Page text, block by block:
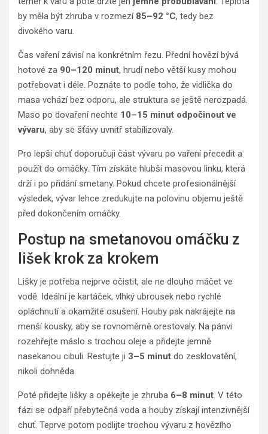
by měla být zhruba v rozmezí 85–92 °C, tedy bez
divokého varu.
Čas vaření závisí na konkrétním řezu. Přední hovězí bývá
hotové za 90–120 minut, hrudí nebo větší kusy mohou
potřebovat i déle. Poznáte to podle toho, že vidlička do
masa vchází bez odporu, ale struktura se ještě nerozpadá.
Maso po dovaření nechte 10–15 minut odpočinout ve
vývaru, aby se šťávy uvnitř stabilizovaly.
Pro lepší chuť doporučuji část vývaru po vaření přecedit a
použít do omáčky. Tím získáte hlubší masovou linku, která
drží i po přidání smetany. Pokud chcete profesionálnější
výsledek, vývar lehce zredukujte na polovinu objemu ještě
před dokončením omáčky.
Postup na smetanovou omáčku z
lišek krok za krokem
Lišky je potřeba nejprve očistit, ale ne dlouho máčet ve
vodě. Ideální je kartáček, vlhký ubrousek nebo rychlé
opláchnutí a okamžité osušení. Houby pak nakrájejte na
menší kousky, aby se rovnoměrně orestovaly. Na pánvi
rozehřejte máslo s trochou oleje a přidejte jemně
nasekanou cibuli. Restujte ji 3–5 minut do zesklovatění,
nikoli dohněda.
Poté přidejte lišky a opékejte je zhruba 6–8 minut. V této
fázi se odpaří přebytečná voda a houby získají intenzivnější
chuť. Teprve potom podlijte trochou vývaru z hovězího